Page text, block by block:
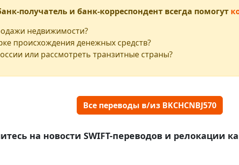
получатель и банк-корреспондент всегда помогут
недвижимости?
происхождения денежных средств?
или рассмотреть транзитные страны?
Все переводы в/из BKCHCNBJ570
на новости SWIFT-переводов и релокации